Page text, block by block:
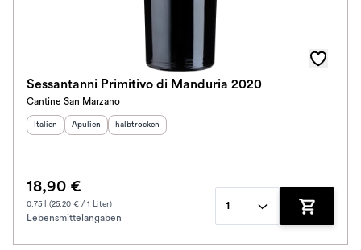
Sessantanni Primitivo di Manduria 2020
Cantine San Marzano
Herkunftsland:
Italien Herkunftsregion:
Apulien Geschmack:
halbtrocken
18,90 €
0.75 l (25.20 € / 1 Liter)
Lebensmittelangaben
1
Zum